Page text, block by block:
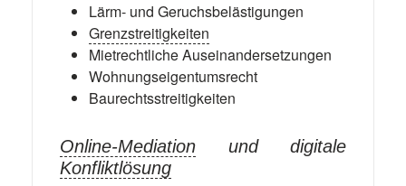
Lärm- und Geruchsbelästigungen
Grenzstreitigkeiten
Mietrechtliche Auseinandersetzungen
Wohnungseigentumsrecht
Baurechtsstreitigkeiten
Online-Mediation und digitale
Konfliktlösung